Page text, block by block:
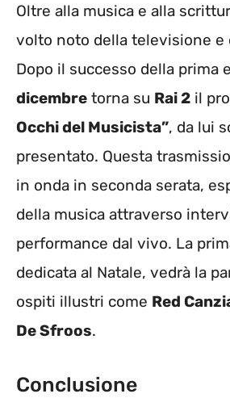
Oltre alla musica e alla
volto noto della televisione e
Dopo il successo della prima
dicembre torna su Rai 2 il
Occhi del Musicista”, da lui
presentato. Questa
in onda in seconda serata,
della musica attraverso
performance dal vivo. La
dedicata al Natale, vedrà la
ospiti illustri come Red
De Sfroos.
Conclusione